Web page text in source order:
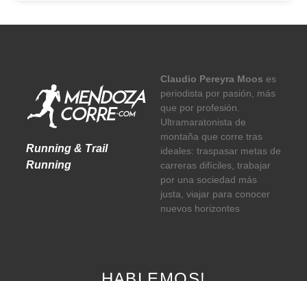
Running & Trail
Running
Claudio Pereyra Moos es
periodista por pasión, más
que por profesión.
Ultramaratonista de
montaña que corre tras
ideales: traspasar metas de
carreras difíciles, trabajar
por una sociedad más
justa, viajar para conocer
nuevos horizontes